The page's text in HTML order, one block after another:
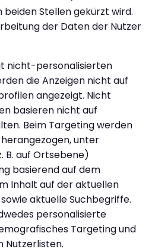
Stellen gekürzt wird.
der Daten der Nutzer
nicht-personalisierten
die Anzeigen nicht auf
angezeigt. Nicht
basieren nicht auf
Beim Targeting werden
unter
B. auf Ortsebene)
basierend auf dem
Inhalt auf der aktuellen
aktuelle Suchbegriffe.
personalisierte
Targeting und
Nutzerlisten.